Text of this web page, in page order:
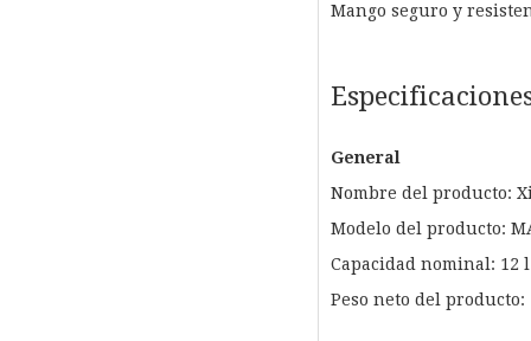
Mango seguro y
General
Nombre del producto:
Modelo del producto:
Capacidad nominal: 12 l
Peso neto del producto: